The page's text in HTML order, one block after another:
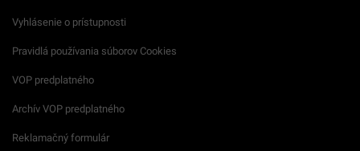
Vyhlásenie o prístupnosti
Pravidlá používania súborov Cookies
VOP predplatného
Archív VOP predplatného
Reklamačný formulár